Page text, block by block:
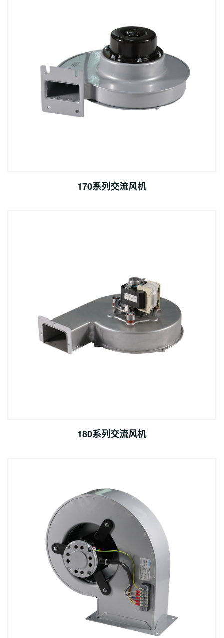
170系列交流风机
180系列交流风机